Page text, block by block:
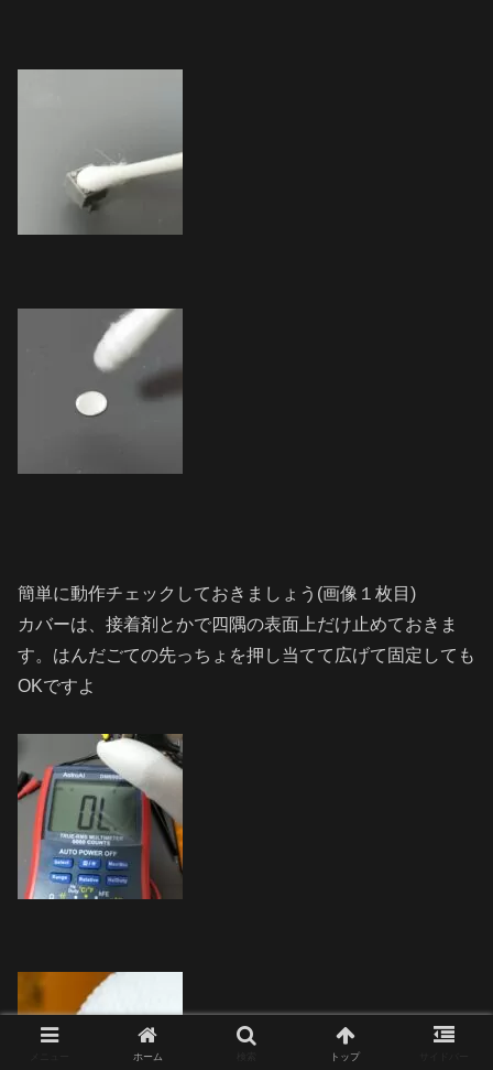
簡単に動作チェックしておきましょう(画像１枚目)
カバーは、接着剤とかで四隅の表面上だけ止めておきま
す。はんだごての先っちょを押し当てて広げて固定しても
OKですよ
ホーム トップ